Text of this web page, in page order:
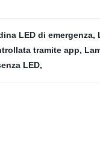
LED di emergenza,
tramite app,
LED,